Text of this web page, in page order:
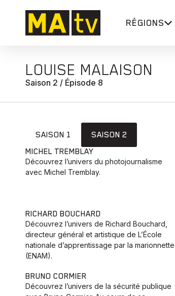
RÉGIONS
LOUISE MALAISON
Saison 2 / Épisode 8
SAISON 1
SAISON 2
MICHEL TREMBLAY
Découvrez l’univers du photojournalisme
avec Michel Tremblay.
RICHARD BOUCHARD
Découvrez l’univers de Richard Bouchard,
directeur général et artistique de L’École
nationale d’apprentissage par la marionnette
(ENAM).
BRUNO CORMIER
Découvrez l’univers de la sécurité publique